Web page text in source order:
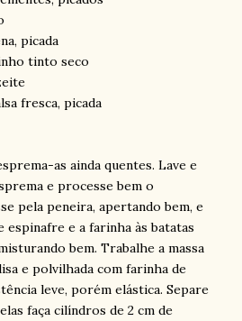
picada
tinto seco
fresca, picada
as ainda quentes. Lave e
e processe bem o
pela peneira, apertando bem, e
espinafre e a farinha às batatas
bem. Trabalhe a massa
e polvilhada com farinha de
leve, porém elástica. Separe
faça cilíndros de 2 cm de